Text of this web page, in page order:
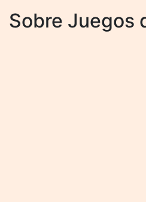
Sobre Juegos